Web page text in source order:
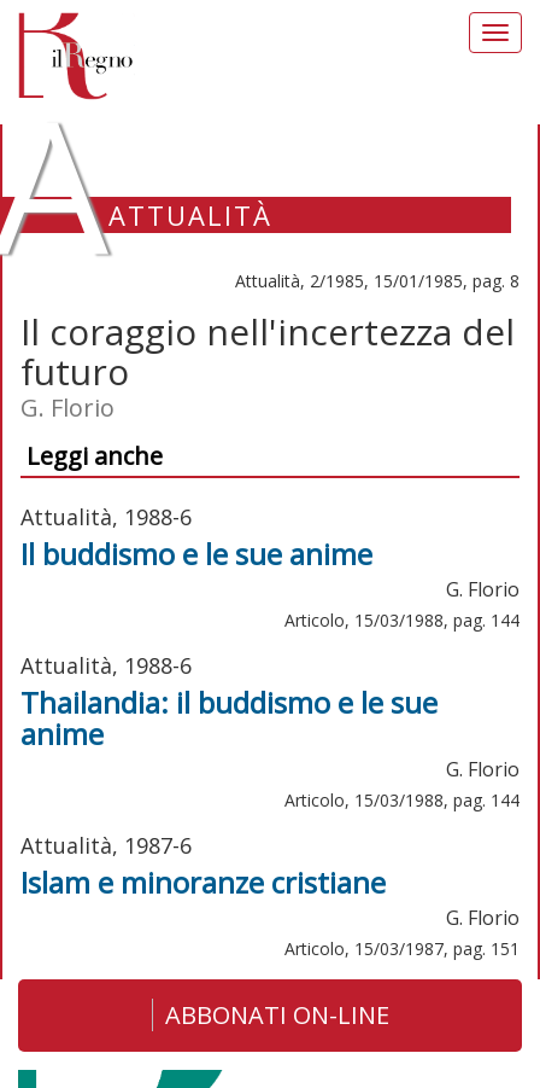
ATTUALITÀ
Attualità, 2/1985, 15/01/1985, pag. 8
Il coraggio nell'incertezza del
futuro
G. Florio
Leggi anche
Attualità, 1988-6
Il buddismo e le sue anime
G. Florio
Articolo, 15/03/1988, pag. 144
Attualità, 1988-6
Thailandia: il buddismo e le sue
anime
G. Florio
Articolo, 15/03/1988, pag. 144
Attualità, 1987-6
Islam e minoranze cristiane
G. Florio
Articolo, 15/03/1987, pag. 151
ABBONATI ON-LINE